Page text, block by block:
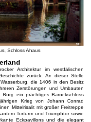
Schloss Ahaus
Architektur im westfälischen
zurück. An dieser Stelle
die 1406 in den Besitz
Zerstörungen und Umbauten
ein prächtiges Barockschloss
Krieg von Johann Conrad
Mittelrisalit mit großer Freitreppe
Torturm und Triumphtor sowie
Eckpavillons und die elegant